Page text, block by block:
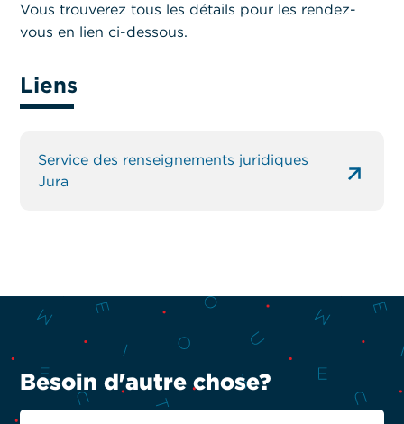
Vous trouverez tous les détails pour les rendez-
vous en lien ci-dessous.
Liens
Service des renseignements juridiques
Jura
Besoin d'autre chose?